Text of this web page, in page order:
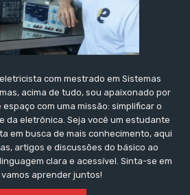
com mestrado em Sistemas
acima de tudo, sou apaixonado por
com uma missão: simplificar o
da eletrônica. Seja você um estudante
em busca de mais conhecimento, aqui
artigos e discussões do básico ao
clara e acessível. Sinta-se em
aprender juntos!